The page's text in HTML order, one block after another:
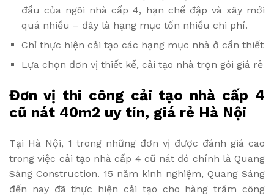
đầu của ngôi nhà cấp 4, hạn chế đập và xây mới
quá nhiều – đây là hạng mục tốn nhiều chi phí.
Chỉ thực hiện cải tạo các hạng mục nhà ở cần thiết
Lựa chọn đơn vị thiết kế, cải tạo nhà trọn gói giá rẻ
Đơn vị thi công cải tạo nhà cấp 4
cũ nát 40m2 uy tín, giá rẻ Hà Nội
Tại Hà Nội, 1 trong những đơn vị được đánh giá cao
trong việc cải tạo nhà cấp 4 cũ nát đó chính là Quang
Sáng Construction. 15 năm kinh nghiệm, Quang Sáng
đến nay đã thực hiện cải tạo cho hàng trăm công